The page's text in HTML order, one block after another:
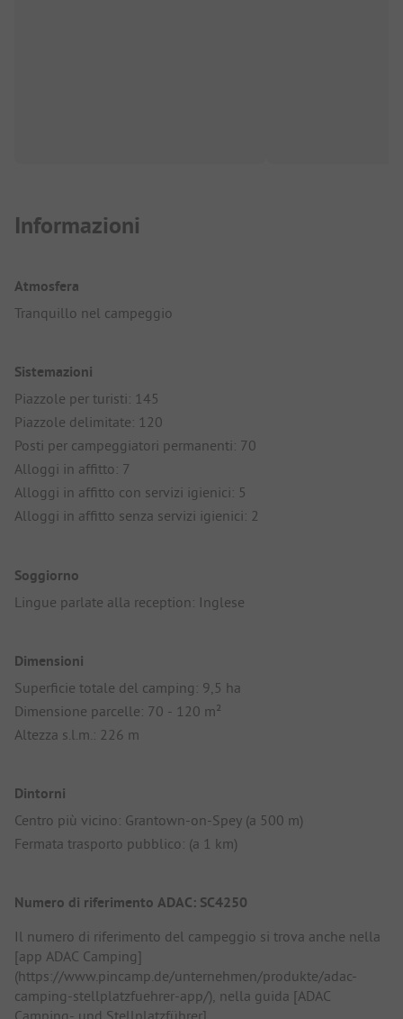
Informazioni
Atmosfera
Tranquillo nel campeggio
Sistemazioni
Piazzole per turisti: 145
Piazzole delimitate: 120
Posti per campeggiatori permanenti: 70
Alloggi in affitto: 7
Alloggi in affitto con servizi igienici: 5
Alloggi in affitto senza servizi igienici: 2
Soggiorno
Lingue parlate alla reception: Inglese
Dimensioni
Superficie totale del camping: 9,5 ha
Dimensione parcelle: 70 - 120 m²
Altezza s.l.m.: 226 m
Dintorni
Centro più vicino: Grantown-on-Spey (a 500 m)
Fermata trasporto pubblico: (a 1 km)
Numero di riferimento ADAC: SC4250
Il numero di riferimento del campeggio si trova anche nella
[app ADAC Camping]
(https://www.pincamp.de/unternehmen/produkte/adac-
camping-stellplatzfuehrer-app/), nella guida [ADAC